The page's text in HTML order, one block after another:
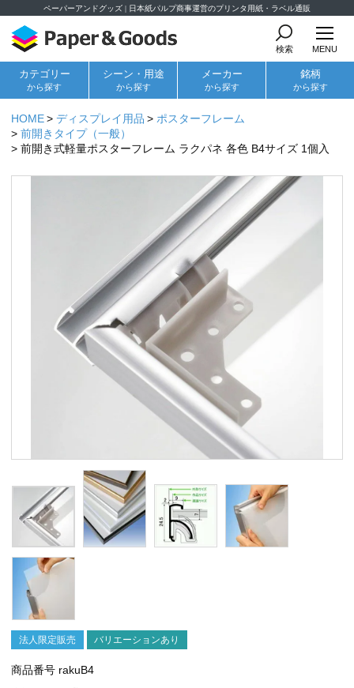
ペーパーアンドグッズ | 日本紙パルプ商事運営のプリンタ用紙・ラベル通販
検索 MENU
カテゴリー
から探す
シーン・用途
から探す
メーカー
から探す
銘柄
から探す
HOME ディスプレイ用品
ポスターフレーム
前開きタイプ（一般）
前開き式軽量ポスターフレーム ラクパネ 各色 B4サイズ 1個入
法人限定販売 バリエーションあり
商品番号 rakuB4